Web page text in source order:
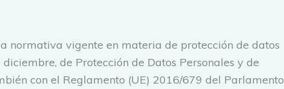
normativa vigente en materia de protección de datos
de Protección de Datos Personales y de
con el Reglamento (UE) 2016/679 del Parlamento